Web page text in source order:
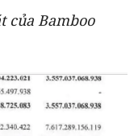
của Bamboo